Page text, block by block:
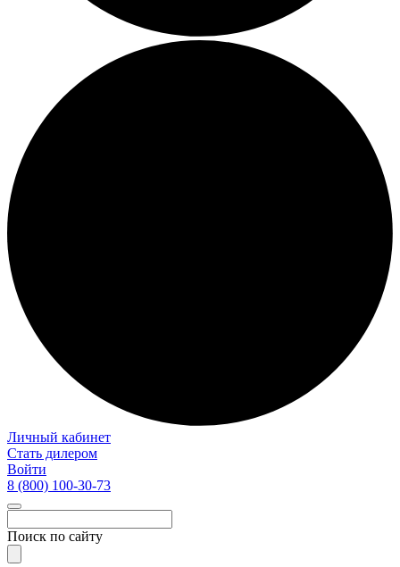
Личный кабинет
Стать дилером
Войти
8 (800) 100-30-73
Поиск по сайту